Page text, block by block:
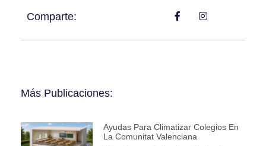
Comparte:
Más Publicaciones:
Ayudas Para Climatizar Colegios En
La Comunitat Valenciana